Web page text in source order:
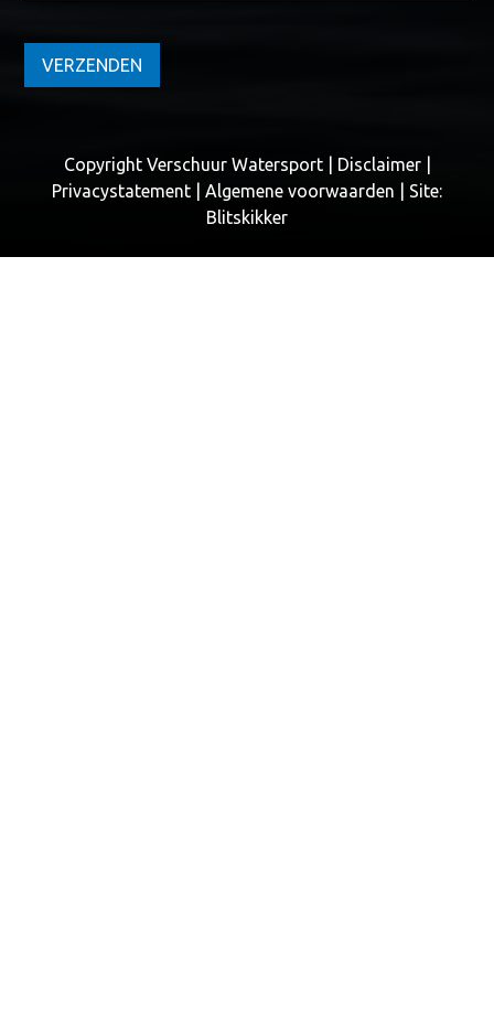
VERZENDEN
Copyright Verschuur Watersport | Disclaimer|
Privacystatement
Algemene voorwaarden | Site:
Blitskikker